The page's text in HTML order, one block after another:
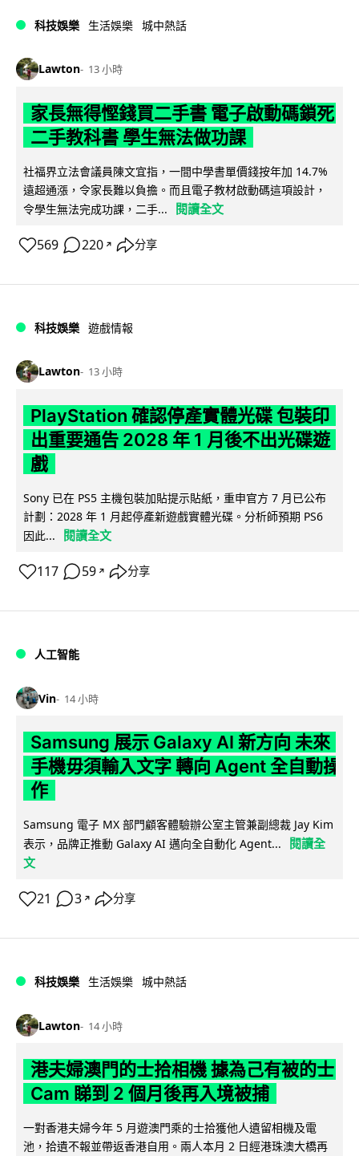
科技娛樂 生活娛樂 城中熱話
Lawton 13 小時
家長無得慳錢買二手書 電子啟動碼鎖死
二手教科書 學生無法做功課
社福界立法會議員陳文宜指，一間中學書單價錢按年加 14.7%
遠超通漲，令家長難以負擔。而且電子教材啟動碼這項設計，
令學生無法完成功課，二手...
閱讀全文
569 220 ↗ 分享
科技娛樂 遊戲情報
Lawton 13 小時
PlayStation 確認停產實體光碟 包裝印
出重要通告 2028 年 1 月後不出光碟遊
戲
Sony 已在 PS5 主機包裝加貼提示貼紙，重申官方 7 月已公布
計劃：2028 年 1 月起停產新遊戲實體光碟。分析師預期 PS6
因此...
閱讀全文
117 59 ↗ 分享
人工智能
Vin 14 小時
Samsung 展示 Galaxy AI 新方向 未來
手機毋須輸入文字 轉向 Agent 全自動操
作
Samsung 電子 MX 部門顧客體驗辦公室主管兼副總裁 Jay Kim
表示，品牌正推動 Galaxy AI 邁向全自動化 Agent...
閱讀全
文
21 3 ↗ 分享
科技娛樂 生活娛樂 城中熱話
Lawton 14 小時
港夫婦澳門的士拾相機 據為己有被的士
Cam 睇到 2 個月後再入境被捕
一對香港夫婦今年 5 月遊澳門乘的士拾獲他人遺留相機及電
池，拾遺不報並帶返香港自用。兩人本月 2 日經港珠澳大橋再